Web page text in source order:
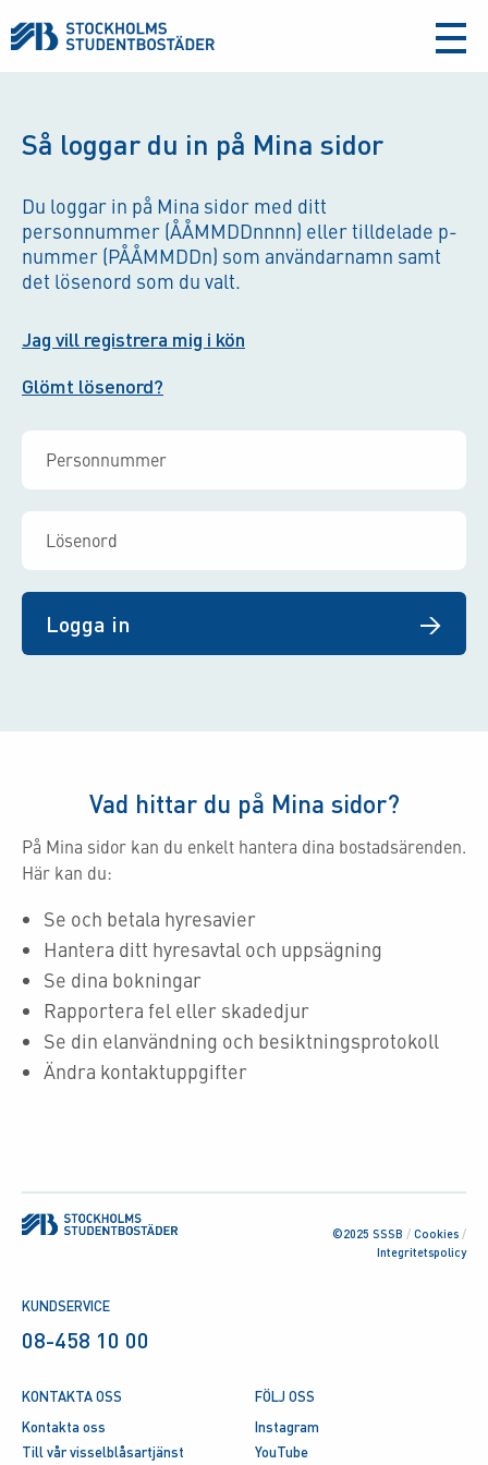
aria-
Så loggar du in på Mina sidor
Du loggar in på Mina sidor med ditt
personnummer (ÅÅMMDDnnnn) eller tilldelade p-
nummer (PÅÅMMDDn) som användarnamn samt
det lösenord som du valt.
Jag vill registrera mig i kön
Glömt lösenord?
Logga in
Vad hittar du på Mina sidor?
På Mina sidor kan du enkelt hantera dina bostadsärenden.
Här kan du:
Se och betala hyresavier
Hantera ditt hyresavtal och uppsägning
Se dina bokningar
Rapportera fel eller skadedjur
Se din elanvändning och besiktningsprotokoll
Ändra kontaktuppgifter
©2025 SSSB / Cookies /
Integritetspolicy
KUNDSERVICE
08-458 10 00
KONTAKTA OSS
Kontakta oss
Till vår visselblåsartjänst
FÖLJ OSS
Instagram
YouTube